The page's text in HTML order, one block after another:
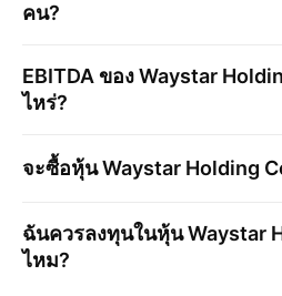
คน?
EBITDA ของWaystar
ไหร่?
จะซื้อหุ้นWaystar Holding
ฉันควรลงทุนในหุ้นWaystar
ไหม?